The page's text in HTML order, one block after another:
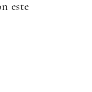
este